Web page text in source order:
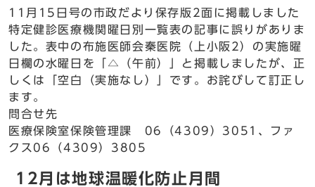
11月15日号の市政だより保存版2面に掲載しました
特定健診医療機関曜日別一覧表の記事に誤りがありま
した。表中の布施医師会秦医院（上小阪2）の実施曜
日欄の水曜日を「△（午前）」と掲載しましたが、正
しくは「空白（実施なし）」です。お詫びして訂正し
ます。
問合せ先
医療保険室保険管理課 06（4309）3051、ファ
クス06（4309）3805
12月は地球温暖化防止月間